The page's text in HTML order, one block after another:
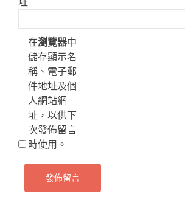
在瀏覽器中
儲存顯示名
稱、電子郵
件地址及個
人網站網
址，以供下
次發佈留言
時使用。